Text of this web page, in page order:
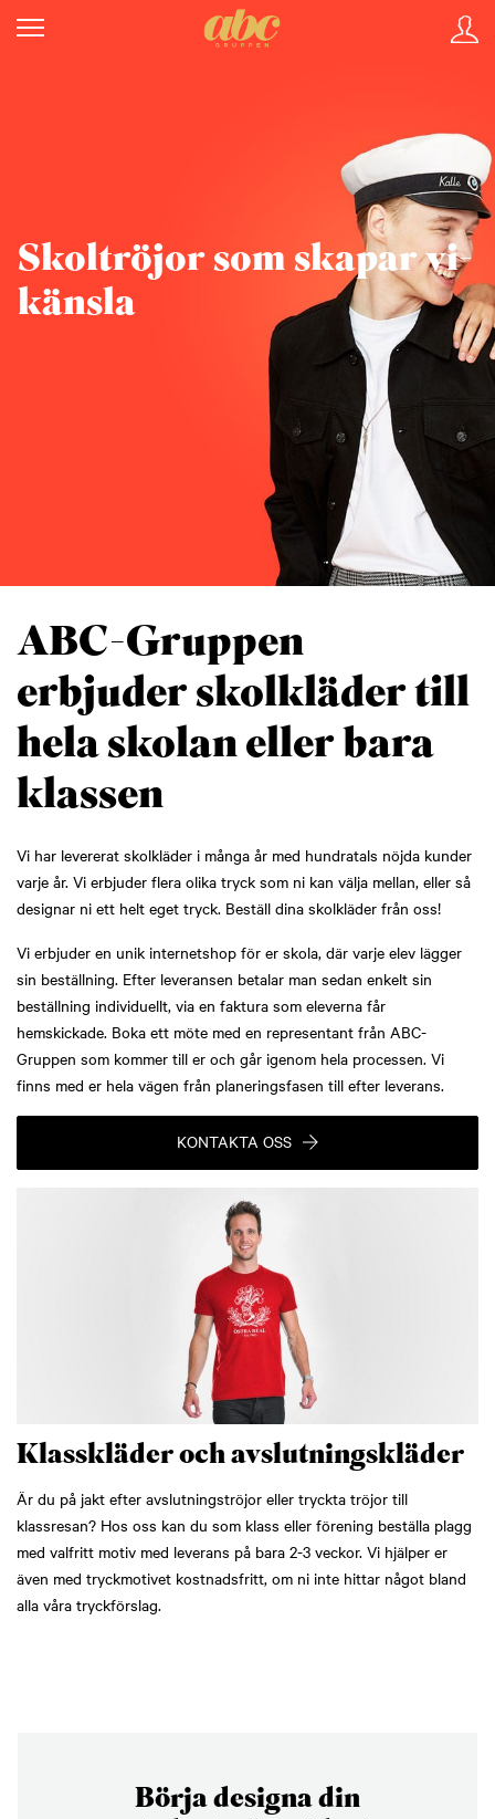
Skoltröjor som skapar vi-
känsla
ABC-Gruppen
erbjuder skolkläder till
hela skolan eller bara
klassen
Vi har levererat skolkläder i många år med hundratals nöjda kunder
varje år. Vi erbjuder flera olika tryck som ni kan välja mellan, eller så
designar ni ett helt eget tryck. Beställ dina skolkläder från oss!
Vi erbjuder en unik internetshop för er skola, där varje elev lägger
sin beställning. Efter leveransen betalar man sedan enkelt sin
beställning individuellt, via en faktura som eleverna får
hemskickade. Boka ett möte med en representant från ABC-
Gruppen som kommer till er och går igenom hela processen. Vi
finns med er hela vägen från planeringsfasen till efter leverans.
KONTAKTA OSS
Klasskläder och avslutningskläder
Är du på jakt efter avslutningströjor eller tryckta tröjor till
klassresan? Hos oss kan du som klass eller förening beställa plagg
med valfritt motiv med leverans på bara 2-3 veckor. Vi hjälper er
även med tryckmotivet kostnadsfritt, om ni inte hittar något bland
alla våra tryckförslag.
Börja designa din